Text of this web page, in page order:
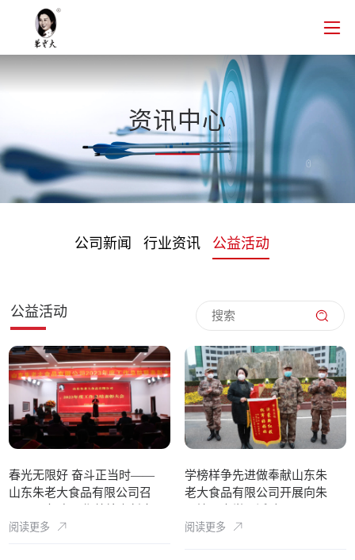
资讯中心
公司新闻 行业资讯 公益活动
公益活动
春光无限好 奋斗正当时——
山东朱老大食品有限公司召
会
阅读更多
学榜样争先进做奉献山东朱
老大食品有限公司开展向朱
阅读更多